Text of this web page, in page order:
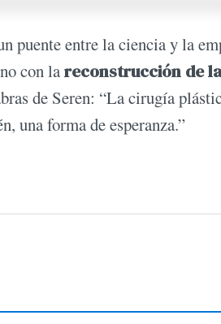
puente entre la ciencia y la
con lareconstrucción de
de Seren: “La cirugía
una forma de esperanza.”